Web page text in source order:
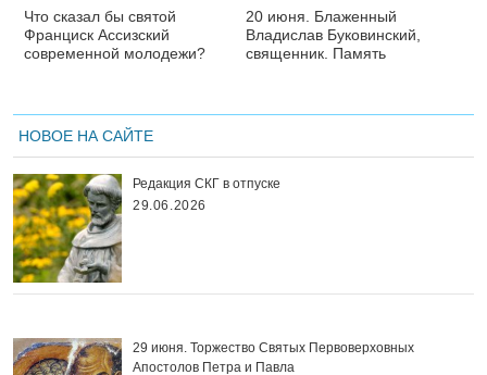
Что сказал бы святой
Франциск Ассизский
современной молодежи?
20 июня. Блаженный
Владислав Буковинский,
священник. Память
НОВОЕ НА САЙТЕ
Редакция СКГ в отпуске
29.06.2026
29 июня. Торжество Святых Первоверховных
Апостолов Петра и Павла